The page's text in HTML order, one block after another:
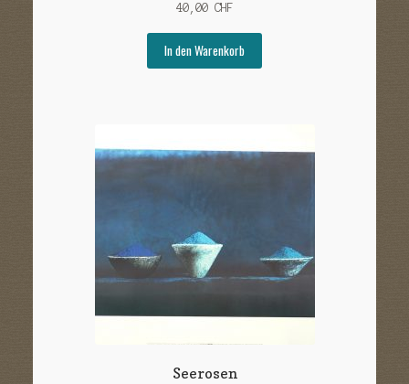
40,00 CHF
In den Warenkorb
Seerosen